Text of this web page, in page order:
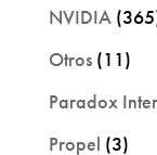
NVIDIA
Otros(11)
Paradox
Propel (3)